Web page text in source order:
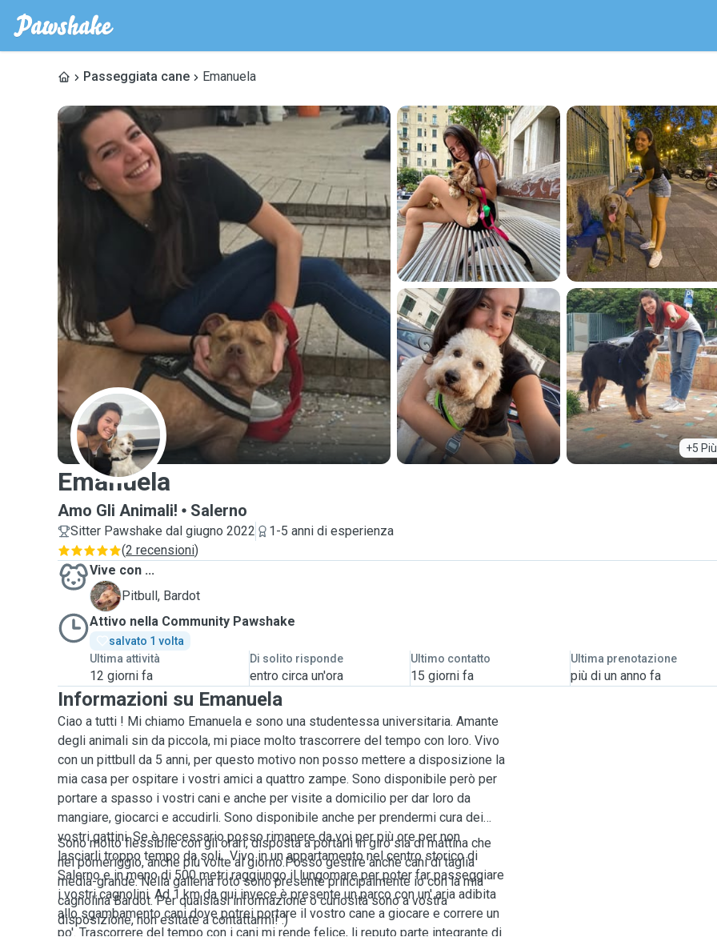
Passeggiata cane Emanuela
+5 Più
E
Emanuela
Amo Gli Animali! Salerno
Sitter Pawshake dal giugno 2022
1-5 anni di esperienza
(2 recensioni)
Vive con ...
B
Pitbull, Bardot
Attivo nella Community Pawshake
salvato 1 volta
Ultima attività
12 giorni fa
Di solito risponde
entro circa un'ora
Ultimo contatto
15 giorni fa
Ultima prenotazione
più di un anno fa
Informazioni su Emanuela
Ciao a tutti ! Mi chiamo Emanuela e sono una studentessa universitaria. Amante
degli animali sin da piccola, mi piace molto trascorrere del tempo con loro. Vivo
con un pittbull da 5 anni, per questo motivo non posso mettere a disposizione la
mia casa per ospitare i vostri amici a quattro zampe. Sono disponibile però per
portare a spasso i vostri cani e anche per visite a domicilio per dar loro da
mangiare, giocarci e accudirli. Sono disponibile anche per prendermi cura dei
vostri gattini. Se è necessario posso rimanere da voi per più ore per non
lasciarli troppo tempo da soli . Vivo in un appartamento nel centro storico di
Salerno e in meno di 500 metri raggiungo il lungomare per poter far passeggiare
i vostri cagnolini. Ad 1 km da qui invece è presente un parco con un' aria adibita
allo sgambamento cani dove potrei portare il vostro cane a giocare e correre un
po'. Trascorrere del tempo con i cani mi rende felice, li reputo parte integrante di
Sono molto flessibile con gli orari, disposta a portarli in giro sia di mattina che
nel pomeriggio, anche più volte al giorno.Posso gestire anche cani di taglia
media-grande. Nella galleria foto sono presente principalmente io con la mia
cagnolina Bardot. Per qualsiasi informazione o curiosità sono a vostra
disposizione, non esitate a contattarmi! :)